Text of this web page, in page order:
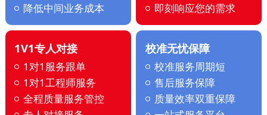
降低中间业务成本
即刻响应您的需求
1V1专人对接
1对1服务跟单
1对1工程师服务
全程质量服务管控
校准无忧保障
校准服务周期短
售后服务保障
质量效率双重保障